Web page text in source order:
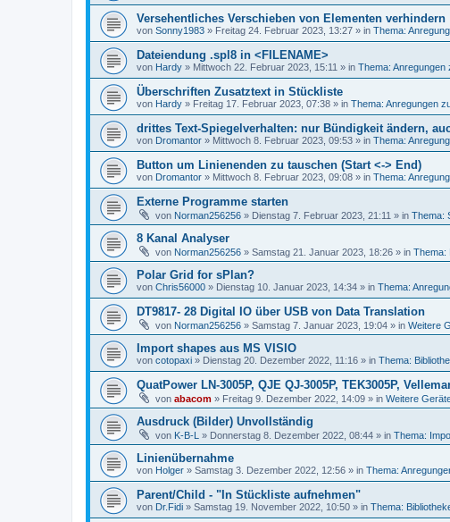
Versehentliches Verschieben von Elementen verhindern
von Sonny1983 » Freitag 24. Februar 2023, 13:27 » in Thema:
Dateiendung .spl8 in <FILENAME>
von Hardy » Mittwoch 22. Februar 2023, 15:11 » in Thema: Anregungen
Überschriften Zusatztext in Stückliste
von Hardy » Freitag 17. Februar 2023, 07:38 » in Thema: Anregungen
drittes Text-Spiegelverhalten: nur Bündigkeit ändern,
von Dromantor » Mittwoch 8. Februar 2023, 09:53 » in Thema:
Button um Linienenden zu tauschen (Start <-> End)
von Dromantor » Mittwoch 8. Februar 2023, 09:08 » in Thema:
Externe Programme starten
von Norman256256 » Dienstag 7. Februar 2023, 21:11 » in Thema:
8 Kanal Analyser
von Norman256256 » Samstag 21. Januar 2023, 18:26 » in Thema:
Polar Grid for sPlan?
von Chris56000 » Dienstag 10. Januar 2023, 14:34 » in Thema:
DT9817- 28 Digital IO über USB von Data Translation
von Norman256256 » Samstag 7. Januar 2023, 19:04 » in Weitere
Import shapes aus MS VISIO
von cotopaxi » Dienstag 20. Dezember 2022, 11:16 » in Thema:
QuatPower LN-3005P, QJE QJ-3005P, TEK3005P,
von abacom » Freitag 9. Dezember 2022, 14:09 » in Weitere
Ausdruck (Bilder) Unvollständig
von K-B-L » Donnerstag 8. Dezember 2022, 08:44 » in Thema:
Linienübernahme
von Holger » Samstag 3. Dezember 2022, 12:56 » in Thema:
Parent/Child - "In Stückliste aufnehmen"
von Dr.Fidi » Samstag 19. November 2022, 10:50 » in Thema: